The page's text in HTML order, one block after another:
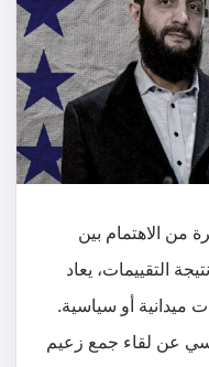
من الاهتمام بين
التقييمات، يعاد
ميدانية أو سياسية.
عن لقاء جمع زعيم